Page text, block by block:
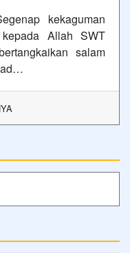
kekaguman
Allah SWT
salam